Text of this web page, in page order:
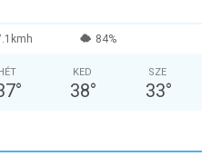
84%
°
KED
38°
SZE
33°